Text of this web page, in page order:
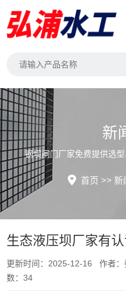
新
钢坝闸门厂家免费提供选
首页 >> 新
生态液压坝厂家有
更新时间：2025-12-16 作者
数：34